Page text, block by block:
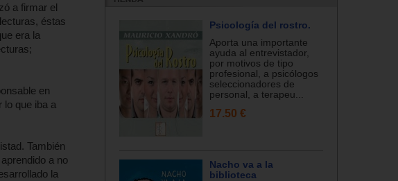
a firmar el
éstas
era la
en
lo que iba a
También
a no
la
Psicología del rostro.
Aporta una importante
ayuda al entrevistador,
por motivos de tipo
profesional, a psicólogos
seleccionadores de
personal, a terapeu...
17.50 €
Nacho va a la
biblioteca